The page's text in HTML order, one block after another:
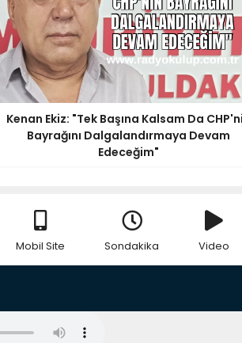
Kenan Ekiz: "Tek Başına Kalsam Da
Bayrağını Dalgalandırmaya Devam
Edeceğim"
Mobil Site Sondakika Video